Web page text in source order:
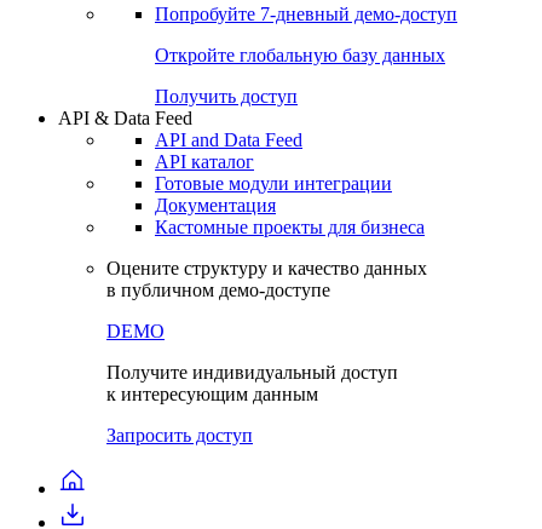
Чат
Проверка контрагента
Попробуйте7-дневный
Откройте глобальную базу данных
Получить доступ
API & Data Feed
API and Data Feed
Готовые модули интеграции
Документация
в публичном демо-доступе